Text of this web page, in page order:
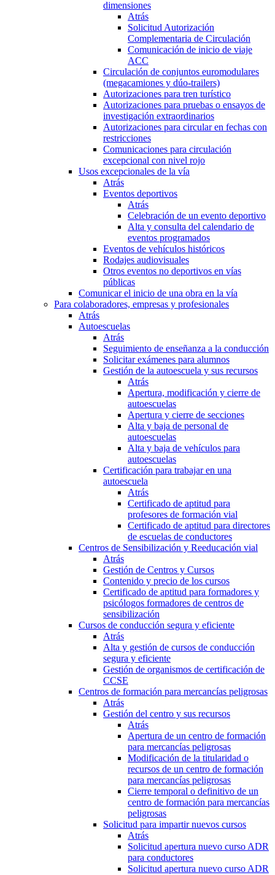
dimensiones
Atrás
Solicitud Autorización
Complementaria de Circulación
Comunicación de inicio de viaje
ACC
Circulación de conjuntos euromodulares
(megacamiones y dúo-trailers)
Autorizaciones para tren turístico
Autorizaciones para pruebas o ensayos de
investigación extraordinarios
Autorizaciones para circular en fechas con
restricciones
Comunicaciones para circulación
excepcional con nivel rojo
Usos excepcionales de la vía
Atrás
Eventos deportivos
Atrás
Celebración de un evento deportivo
Alta y consulta del calendario de
eventos programados
Eventos de vehículos históricos
Rodajes audiovisuales
Otros eventos no deportivos en vías
públicas
Comunicar el inicio de una obra en la vía
Para colaboradores, empresas y profesionales
Atrás
Autoescuelas
Atrás
Seguimiento de enseñanza a la conducción
Solicitar exámenes para alumnos
Gestión de la autoescuela y sus recursos
Atrás
Apertura, modificación y cierre de
autoescuelas
Apertura y cierre de secciones
Alta y baja de personal de
autoescuelas
Alta y baja de vehículos para
autoescuelas
Certificación para trabajar en una
autoescuela
Atrás
Certificado de aptitud para
profesores de formación vial
Certificado de aptitud para directores
de escuelas de conductores
Centros de Sensibilización y Reeducación vial
Atrás
Gestión de Centros y Cursos
Contenido y precio de los cursos
Certificado de aptitud para formadores y
psicólogos formadores de centros de
sensibilización
Cursos de conducción segura y eficiente
Atrás
Alta y gestión de cursos de conducción
segura y eficiente
Gestión de organismos de certificación de
CCSE
Centros de formación para mercancías peligrosas
Atrás
Gestión del centro y sus recursos
Atrás
Apertura de un centro de formación
para mercancías peligrosas
Modificación de la titularidad o
recursos de un centro de formación
para mercancías peligrosas
Cierre temporal o definitivo de un
centro de formación para mercancías
peligrosas
Solicitud para impartir nuevos cursos
Atrás
Solicitud apertura nuevo curso ADR
para conductores
Solicitud apertura nuevo curso ADR